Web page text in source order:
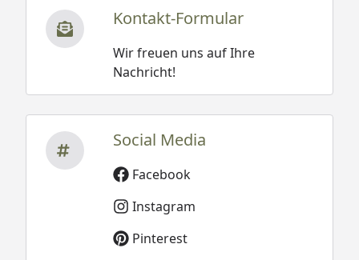
Kontakt-Formular
Wir freuen uns auf Ihre
Nachricht!
Social Media
Facebook
Instagram
Pinterest